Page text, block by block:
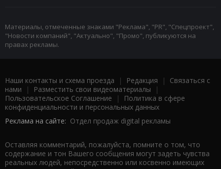
Материалы, отмеченные знаками "Реклама", "PR", "Спецпроект",
"Новости компаний", "Актуально", "Промо", публикуются на
правах рекламы.
Наши контакты и схема проезда | Редакция | Связаться с
нами | Разместить свои видеоматериалы |
Пользовательское Соглашение |
Политика в сфере
конфиденциальности и персональных данных
Реклама на сайте: Отдел продаж digital рекламы
Оставляя комментарий, пожалуйста, помните о том, что
содержание и тон Вашего сообщения могут задеть чувства
реальных людей, непосредственно или косвенно имеющих